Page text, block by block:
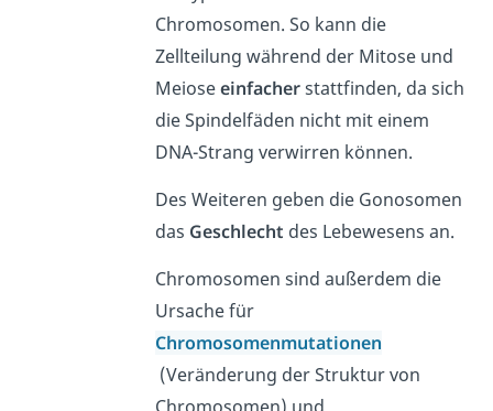
Chromosomen. So kann die
Zellteilung während der Mitose und
Meioseeinfacherstattfinden, da sich
die Spindelfäden nicht mit einem
DNA-Strang verwirren können.
Des Weiteren geben die Gonosomen
das Geschlecht des Lebewesens an.
Chromosomen sind außerdem die
Ursache für
Chromosomenmutationen
(Veränderung der Struktur von